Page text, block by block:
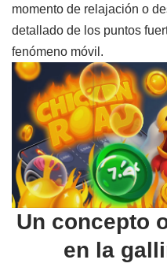
momento de relajación o
detallado de los puntos
fenómeno móvil.
Un concepto
en la